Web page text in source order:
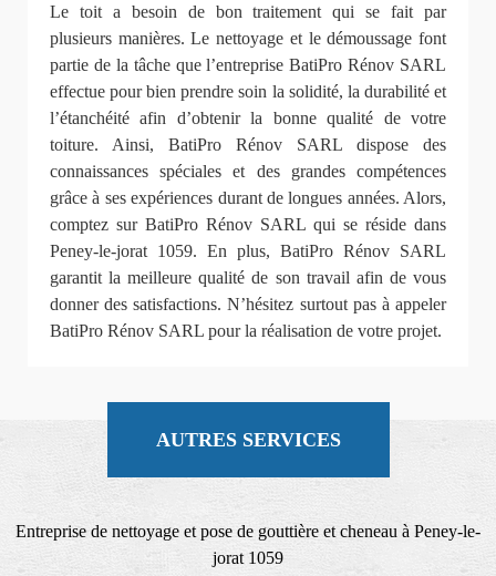
Le toit a besoin de bon traitement qui se fait par
plusieurs manières. Le nettoyage et le démoussage font
partie de la tâche que l’entreprise BatiPro Rénov SARL
effectue pour bien prendre soin la solidité, la durabilité et
l’étanchéité afin d’obtenir la bonne qualité de votre
toiture. Ainsi, BatiPro Rénov SARL dispose des
connaissances spéciales et des grandes compétences
grâce à ses expériences durant de longues années. Alors,
comptez sur BatiPro Rénov SARL qui se réside dans
Peney-le-jorat 1059. En plus, BatiPro Rénov SARL
garantit la meilleure qualité de son travail afin de vous
donner des satisfactions. N’hésitez surtout pas à appeler
BatiPro Rénov SARL pour la réalisation de votre projet.
AUTRES SERVICES
Entreprise de nettoyage et pose de gouttière et cheneau à Peney-le-
jorat 1059